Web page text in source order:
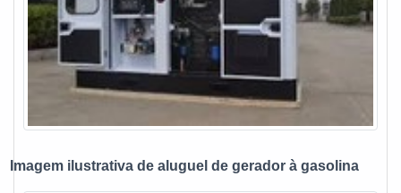
excelência e destaque em sua área de atuação. A E. C. A.
Equipamentos Eletrônicos se mostra referência por ter:
Soluções para sistemas críticos de energia; Atendimentos a
indústrias e comércios de diversos ramos; Matéria-prima de
excelente qualidade; Profissionais com vasta experiência
lucratividade, deve oferecer produtos e serviços que tenham
Imagem ilustrativa de aluguel de gerador à gasolina